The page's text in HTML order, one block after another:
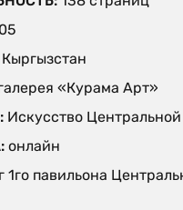
Кыргызстан
«Курама Арт»
Искусство
онлайн
1го павильона